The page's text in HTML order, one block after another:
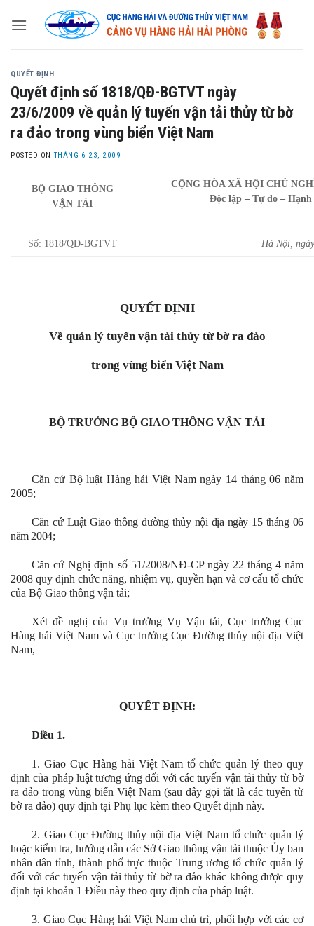
QUYẾT ĐỊNH
Quyết định số 1818/QĐ-BGTVT ngày
23/6/2009 về quản lý tuyến vận tải thủy từ bờ
ra đảo trong vùng biển Việt Nam
POSTED ON THÁNG 6 23, 2009
BỘ GIAO THÔNG
VẬN TẢI
CỘNG HÒA XÃ HỘI CHỦ
Độc lập – Tự do –
Số: 1818/QĐ-BGTVT Hà Nội,
QUYẾT ĐỊNH
Về quản lý tuyến vận tải thủy từ bờ ra đảo
trong vùng biển Việt Nam
BỘ TRƯỞNG BỘ GIAO THÔNG VẬN TẢI
Căn cứ Bộ luật Hàng hải Việt Nam ngày 14 tháng 06 năm
2005;
Căn cứ Luật Giao thông đường thủy nội địa ngày 15 tháng 06
năm 2004;
Căn cứ Nghị định số 51/2008/NĐ-CP ngày 22 tháng 4 năm
2008 quy định chức năng, nhiệm vụ, quyền hạn và cơ cấu tổ chức
của Bộ Giao thông vận tải;
Xét đề nghị của Vụ trưởng Vụ Vận tải, Cục trưởng Cục
Hàng hải Việt Nam và Cục trưởng Cục Đường thủy nội địa Việt
Nam,
QUYẾT ĐỊNH:
Điều 1.
1. Giao Cục Hàng hải Việt Nam tổ chức quản lý theo quy
định của pháp luật tương ứng đối với các tuyến vận tải thủy từ bờ
ra đảo trong vùng biển Việt Nam (sau đây gọi tắt là các tuyến từ
bờ ra đảo) quy định tại Phụ lục kèm theo Quyết định này.
2. Giao Cục Đường thủy nội địa Việt Nam tổ chức quản lý
hoặc kiểm tra, hướng dẫn các Sở Giao thông vận tải thuộc Ủy ban
nhân dân tỉnh, thành phố trực thuộc Trung ương tổ chức quản lý
đối với các tuyến vận tải thủy từ bờ ra đảo khác không được quy
định tại khoản 1 Điều này theo quy định của pháp luật.
3. Giao Cục Hàng hải Việt Nam chủ trì, phối hợp với các cơ